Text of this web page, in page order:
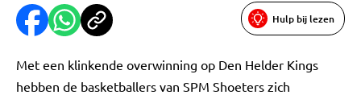
Hulp bij lezen
Met een klinkende overwinning op Den Helder Kings
hebben de basketballers van SPM Shoeters zich